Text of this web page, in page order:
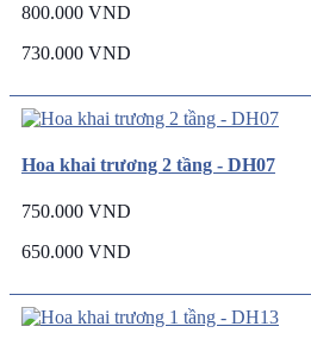
800.000 VND
730.000 VND
Hoa khai trương 2 tầng - DH07
750.000 VND
650.000 VND